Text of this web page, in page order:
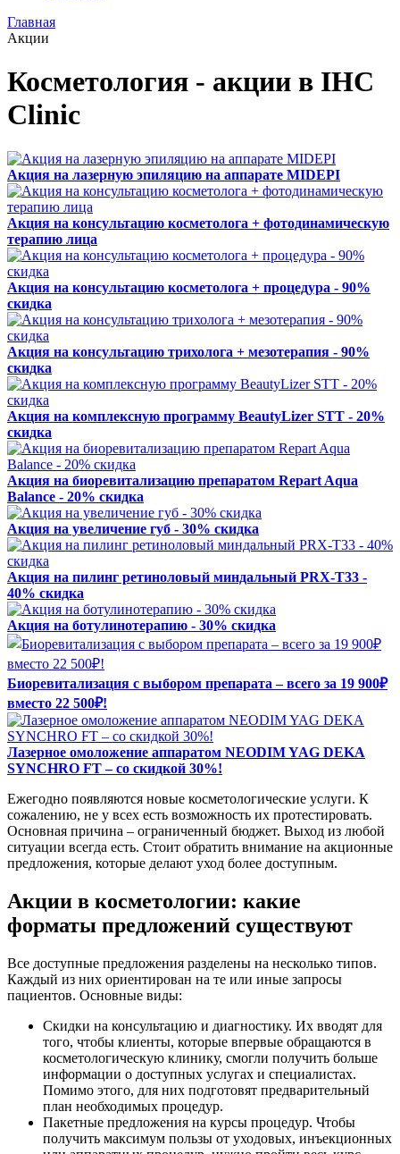
Главная
Акции
Косметология - акции в IHC
Clinic
Акция на лазерную эпиляцию на аппарате MIDEPI
Акция на консультацию косметолога + фотодинамическую
терапию лица
Акция на консультацию косметолога + процедура - 90%
скидка
Акция на консультацию трихолога + мезотерапия - 90%
скидка
Акция на комплексную программу BeautyLizer STT - 20%
скидка
Акция на биоревитализацию препаратом Repart Aqua
Balance - 20% скидка
Акция на увеличение губ - 30% скидка
Акция на пилинг ретиноловый миндальный PRX-T33 -
40% скидка
Акция на ботулинотерапию - 30% скидка
Биоревитализация с выбором препарата – всего за 19 900₽
вместо 22 500₽!
Лазерное омоложение аппаратом NEODIM YAG DEKA
SYNCHRO FT – со скидкой 30%!
Ежегодно появляются новые косметологические услуги. К
сожалению, не у всех есть возможность их протестировать.
Основная причина – ограниченный бюджет. Выход из любой
ситуации всегда есть. Стоит обратить внимание на акционные
предложения, которые делают уход более доступным.
Акции в косметологии: какие
форматы предложений существуют
Все доступные предложения разделены на несколько типов.
Каждый из них ориентирован на те или иные запросы
пациентов. Основные виды:
Скидки на консультацию и диагностику. Их вводят для
того, чтобы клиенты, которые впервые обращаются в
косметологическую клинику, смогли получить больше
информации о доступных услугах и специалистах.
Помимо этого, для них подготовят предварительный
план необходимых процедур.
Пакетные предложения на курсы процедур. Чтобы
получить максимум пользы от уходовых, инъекционных